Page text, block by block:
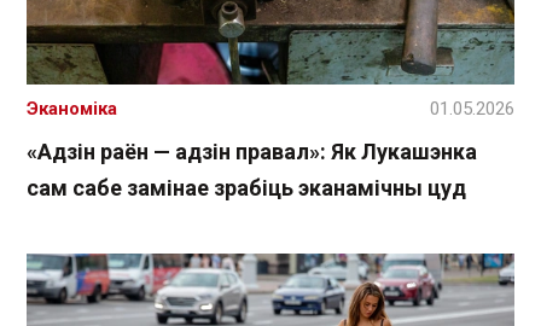
«Адзін раён — адзін правал»: Як Лукашэнка
сам сабе замінае зрабіць эканамічны цуд
Эканоміка 01.05.2026